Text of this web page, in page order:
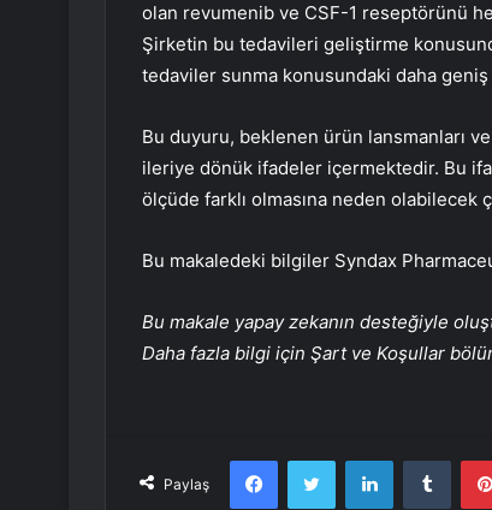
olan revumenib ve CSF-1 reseptörünü
Şirketin bu tedavileri geliştirme
tedaviler sunma konusundaki daha geniş
Bu duyuru, beklenen ürün lansmanları
ileriye dönük ifadeler içermektedir. Bu
ölçüde farklı olmasına neden
Bu makaledeki bilgiler Syndax
Bu makale yapay zekanın desteğiyle
Daha fazla bilgi için Şart ve Koşullar
Paylaş
FacebookTwitter LinkedIn